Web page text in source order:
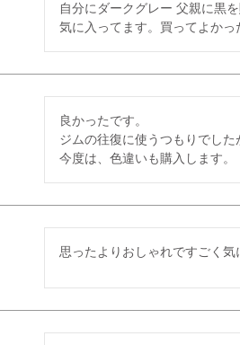
自分にダークグレー 父親に黒
気に入ってます。買ってよかっ
良かったです。
ジムの往復に使うつもりでした
今度は、色違いも購入します。
思ったよりおしゃれですごく